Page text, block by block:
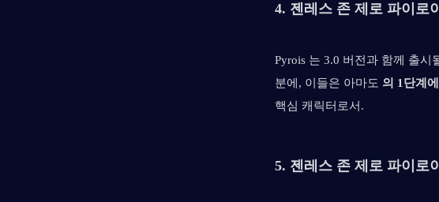
4. 젠레스 존 제로 파이로
Pyrois 는 3.0 버전과 함께 출시
분에, 이들은 아마도 의 1단계
핵심 캐릭터로서.
5. 젠레스 존 제로 파이로